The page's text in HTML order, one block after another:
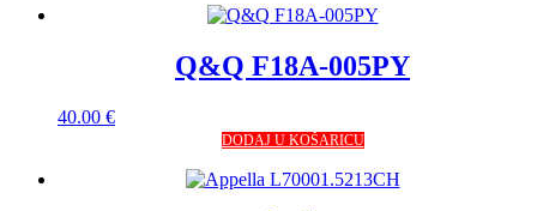
Q&Q F18A-005PY
40.00 €
DODAJ U KOŠARICU